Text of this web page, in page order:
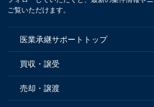
ご覧いただけます。
医業承継サポートトップ
買収・譲受
売却・譲渡